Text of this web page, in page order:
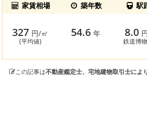
家賃相場 築年数 駅
327 円/㎡
(平均値)
54.6年 8.0
鉄道博
この記事は不動産鑑定士、宅地建物取引士によ